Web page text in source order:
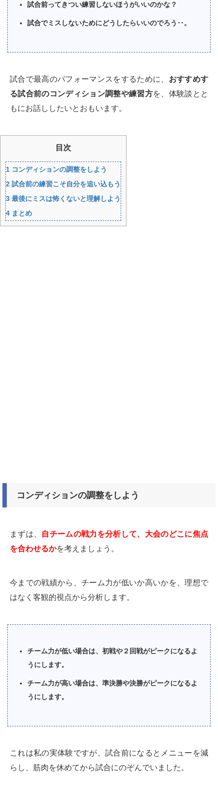
試合前ってきつい練習しないほうがいいのかな？
試合でミスしないためにどうしたらいいのでろう‥。
試合で最高のパフォーマンスをするために、 おすすめす
る試合前のコンディション調整や練習方を、体験談とと
もにお話ししたいとおもいます。
目次
1 コンディションの調整をしよう
2 試合前の練習こそ自分を追い込もう
3 最後にミスは怖くないと理解しよう
4 まとめ
コンディションの調整をしよう
まずは、 自チームの戦力を分析して、大会のどこに焦点
を合わせるかを考えましょう。
今までの戦績から、チーム力が低いか高いかを、理想で
はなく客観的視点から分析します。
チーム力が低い場合は、初戦や２回戦がピークになるよ
うにします。
チーム力が高い場合は、準決勝や決勝がピークになるよ
うにします。
これは私の実体験ですが、試合前になるとメニューを減
らし、筋肉を休めてから試合にのぞんでいました。